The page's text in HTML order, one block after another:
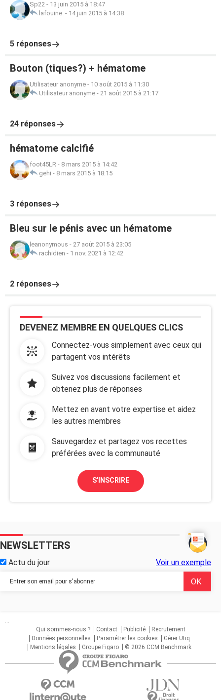
Sp22 - 13 juin 2015 à 18:47
lafouine. - 14 juin 2015 à 14:38
5 réponses
Bouton (tiques?) + hématome
Utilisateur anonyme - 10 août 2015 à 11:30
Utilisateur anonyme - 21 août 2015 à 21:17
24 réponses
hématome calcifié
foot45LR - 8 mars 2015 à 14:42
gehi - 8 mars 2015 à 18:15
3 réponses
Bleu sur le pénis avec un hématome
leanonymous - 27 août 2015 à 23:05
rachidien - 1 nov. 2021 à 12:42
2 réponses
DEVENEZ MEMBRE EN QUELQUES CLICS
Connectez-vous simplement avec ceux qui
partagent vos intérêts
Suivez vos discussions facilement et
obtenez plus de réponses
Mettez en avant votre expertise et aidez
les autres membres
Sauvegardez et partagez vos recettes
préférées avec la communauté
S'INSCRIRE
NEWSLETTERS
Actu du jour Voir un exemple
...
Qui sommes-nous ?
Contact Publicité
Recrutement
Données personnelles
Paramétrer les cookies
Gérer Utiq
Mentions légales
Groupe Figaro © 2026 CCM Benchmark